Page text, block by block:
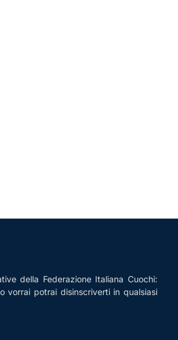
della Federazione Italiana Cuochi:
vorrai potrai disinscriverti in qualsiasi